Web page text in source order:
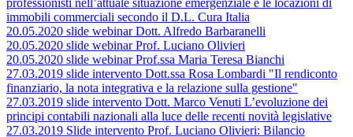
professionisti nell’attuale situazione emergenziale e le locazioni di
immobili commerciali secondo il D.L. Cura Italia
20.05.2020 slide webinar Dott. Alfredo Barbaranelli
20.05.2020 slide webinar Prof. Luciano Olivieri
20.05.2020 slide webinar Prof.ssa Maria Teresa Bianchi
27.03.2019 slide intervento Dott.ssa Rosa Lombardi "Il rendiconto
finanziario, la nota integrativa e la relazione sulla gestione"
27.03.2019 slide intervento Dott. Marco Venuti L’evoluzione dei
principi contabili nazionali alla luce delle recenti novità legislative
27.03.2019 Slide intervento Prof. Luciano Olivieri: Bilancio